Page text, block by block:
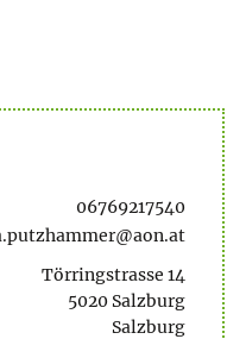
06769217540
Törringstrasse 14
5020 Salzburg
Salzburg